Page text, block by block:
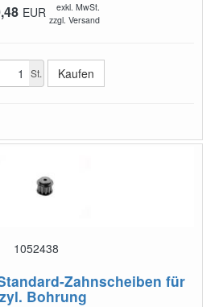
EUR
exkl. MwSt.
zzgl. Versand
St.
1052438
Zahnscheiben für
zyl. Bohrung